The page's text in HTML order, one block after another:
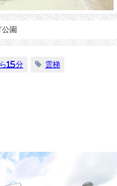
園
15分 雲梯